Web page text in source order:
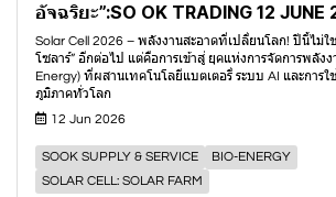
อัจฉริยะ”:SO OK TRADING 12 JUNE
Solar Cell 2026 – พลังงานสะอาดที่เปลี่ยนโลก! ปีนี้ไม่ใ
โซลาร์” อีกต่อไป แต่คือการเข้าสู่ ยุคแห่งการจัดการพลังง
Energy) ที่ผสานเทคโนโลยีแบตเตอรี่ ระบบ AI และการ
ภูมิภาคทั่วโลก
12 Jun 2026
SOOK SUPPLY & SERVICE
BIO-ENERGY
SOLAR CELL: SOLAR FARM